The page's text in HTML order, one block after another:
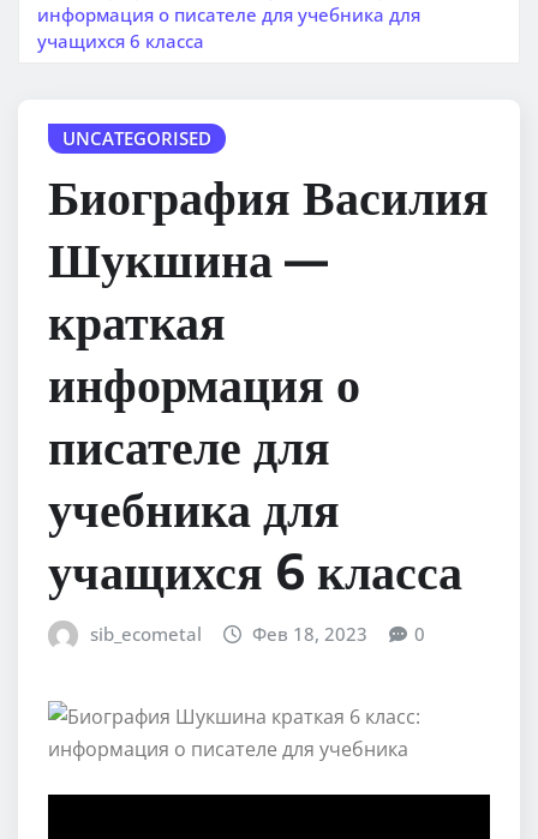
информация о писателе для учебника для
учащихся 6 класса
UNCATEGORISED
Биография Василия
Шукшина —
краткая
информация о
писателе для
учебника для
учащихся 6 класса
sib_ecometal Фев 18, 2023 0